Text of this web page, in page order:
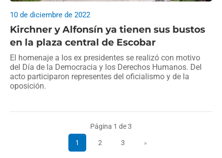
Kirchner y Alfonsín ya tienen sus bustos
en la plaza central de Escobar
10 de diciembre de 2022
El homenaje a los ex presidentes se realizó con motivo
del Día de la Democracia y los Derechos Humanos. Del
acto participaron representes del oficialismo y de la
oposición.
Página 1 de 3
1 2 3 »